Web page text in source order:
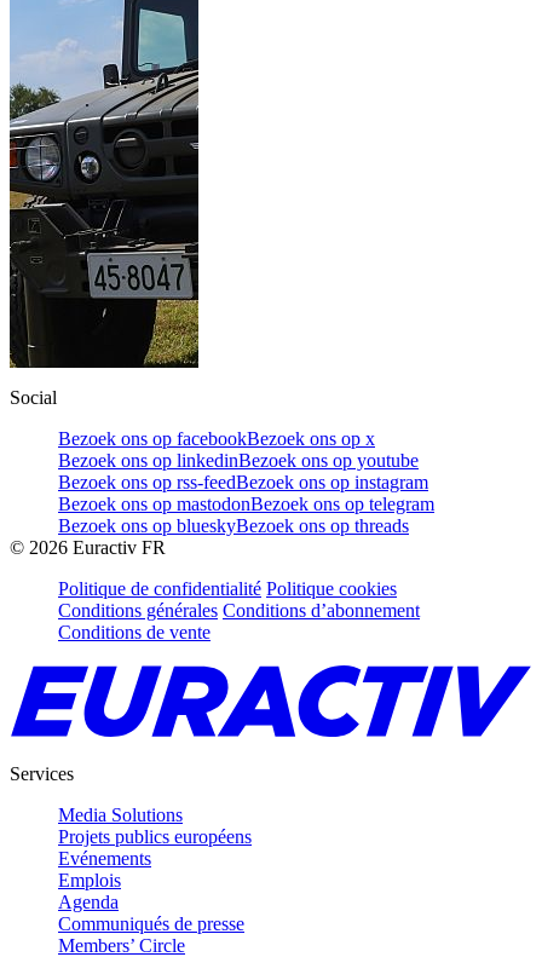
Social
Bezoek ons op facebookBezoek ons op x
Bezoek ons op linkedinBezoek ons op youtube
Bezoek ons op rss-feedBezoek ons op instagram
Bezoek ons op mastodonBezoek ons op telegram
Bezoek ons op blueskyBezoek ons op threads
© 2026 Euractiv FR
Politique de confidentialité Politique cookies
Conditions générales Conditions d’abonnement
Conditions de vente
Services
Media Solutions
Projets publics européens
Evénements
Emplois
Agenda
Communiqués de presse
Members’ Circle